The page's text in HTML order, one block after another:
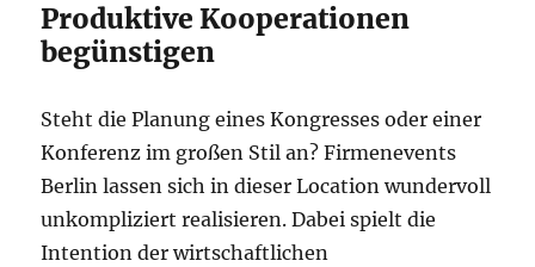
Produktive Kooperationen
begünstigen
Steht die Planung eines Kongresses oder einer
Konferenz im großen Stil an? Firmenevents
Berlin lassen sich in dieser Location wundervoll
unkompliziert realisieren. Dabei spielt die
Intention der wirtschaftlichen